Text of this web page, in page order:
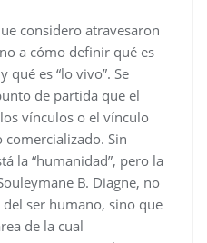
considero atravesaron
a cómo definir qué es
qué es “lo vivo”. Se
de partida que el
vínculos o el vínculo
comercializado. Sin
la “humanidad”, pero la
B. Diagne, no
ser humano, sino que
de la cual